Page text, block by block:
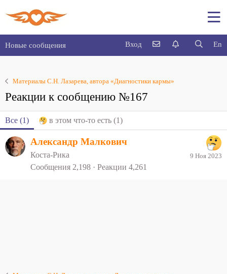
Новые сообщения En
Вход
Материалы С.Н. Лазарева, автора «Диагностики кармы»
Реакции к сообщению №167
Все (1) в этом что-то есть (1)
9 Ноя 2023
Александр Малкович
Коста-Рика
Сообщения 2,198 Реакции 4,261